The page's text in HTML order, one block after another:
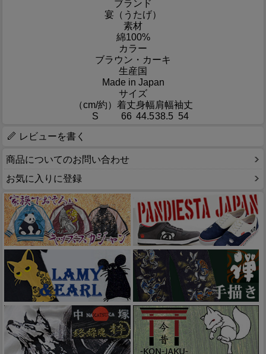
ブランド
宴（うたげ）
素材
綿100%
カラー
ブラウン・カーキ
生産国
Made in Japan
サイズ
（cm/約） 着丈身幅肩幅袖丈
S
66 44.538.5 54
レビューを書く
商品についてのお問い合わせ
お気に入りに登録